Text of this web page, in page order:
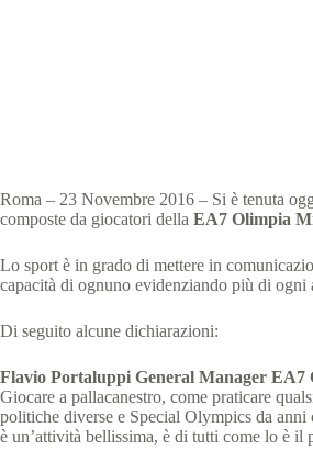
Roma – 23 Novembre 2016 – Si è tenuta
composte da giocatori della EA7 Olimpia
Lo sport è in grado di mettere in
capacità di ognuno evidenziando più di
Di seguito alcune dichiarazioni:
Flavio Portaluppi General Manager EA7
Giocare a pallacanestro, come praticare
politiche diverse e Special Olympics da
è un’attività bellissima, è di tutti come lo è il